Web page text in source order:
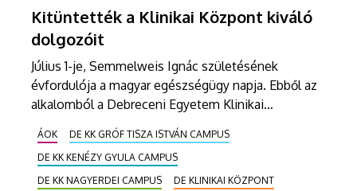
Kitüntették a Klinikai Központ kiváló
dolgozóit
Július 1-je, Semmelweis Ignác születésének
évfordulója a magyar egészségügy napja. Ebből az
alkalomból a Debreceni Egyetem Klinikai
elismerő oklevelet. Az intézmény Semmelweis-
napi ünnepségén átadták a klinikai főorvosi
címeket, a Betegellátásért Emlékérmet, a Kiváló
ÁOK
DE KK GRÓF TISZA ISTVÁN CAMPUS
DE KK KENÉZY GYULA CAMPUS
DE KK NAGYERDEI CAMPUS
DE KLINIKAI KÖZPONT